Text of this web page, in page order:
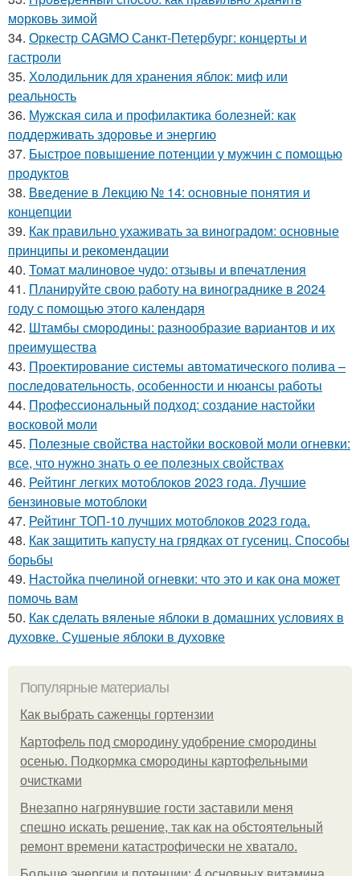
морковь зимой
34. Оркестр CAGMO Санкт-Петербург: концерты и
гастроли
35. Холодильник для хранения яблок: миф или
реальность
36. Мужская сила и профилактика болезней: как
поддерживать здоровье и энергию
37. Быстрое повышение потенции у мужчин с помощью
продуктов
38. Введение в Лекцию № 14: основные понятия и
концепции
39. Как правильно ухаживать за виноградом: основные
принципы и рекомендации
40. Томат малиновое чудо: отзывы и впечатления
41. Планируйте свою работу на винограднике в 2024
году с помощью этого календаря
42. Штамбы смородины: разнообразие вариантов и их
преимущества
43. Проектирование системы автоматического полива –
последовательность, особенности и нюансы работы
44. Профессиональный подход: создание настойки
восковой моли
45. Полезные свойства настойки восковой моли огневки:
все, что нужно знать о ее полезных свойствах
46. Рейтинг легких мотоблоков 2023 года. Лучшие
бензиновые мотоблоки
47. Рейтинг ТОП-10 лучших мотоблоков 2023 года.
48. Как защитить капусту на грядках от гусениц. Способы
борьбы
49. Настойка пчелиной огневки: что это и как она может
помочь вам
50. Как сделать вяленые яблоки в домашних условиях в
духовке. Сушеные яблоки в духовке
Популярные материалы
Как выбрать саженцы гортензии
Картофель под смородину удобрение смородины
осенью. Подкормка смородины картофельными
очистками
Внезапно нагрянувшие гости заставили меня
спешно искать решение, так как на обстоятельный
ремонт времени катастрофически не хватало.